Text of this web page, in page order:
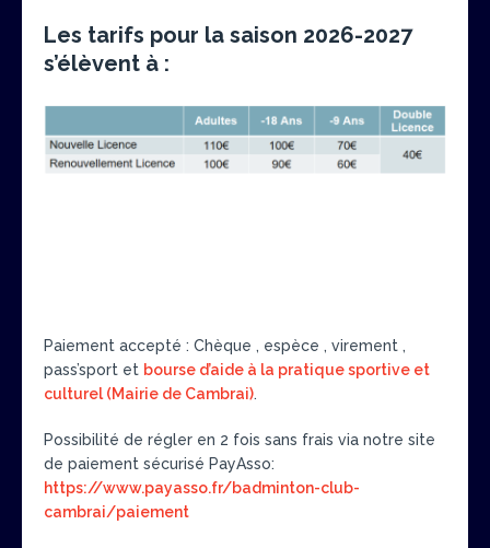
Les tarifs pour la saison 2026-2027
s’élèvent à :
Paiement accepté : Chèque , espèce , virement ,
pass’sport et bourse d’aide à la pratique sportive et
culturel (Mairie de Cambrai).
Possibilité de régler en 2 fois sans frais via notre site
de paiement sécurisé PayAsso:
https://www.payasso.fr/badminton-club-
cambrai/paiement